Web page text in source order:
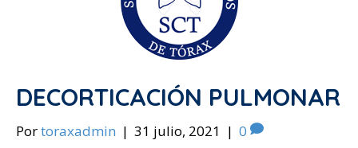
DECORTICACIÓN PULMONAR
Portoraxadmin | 31 julio, 2021 | 0